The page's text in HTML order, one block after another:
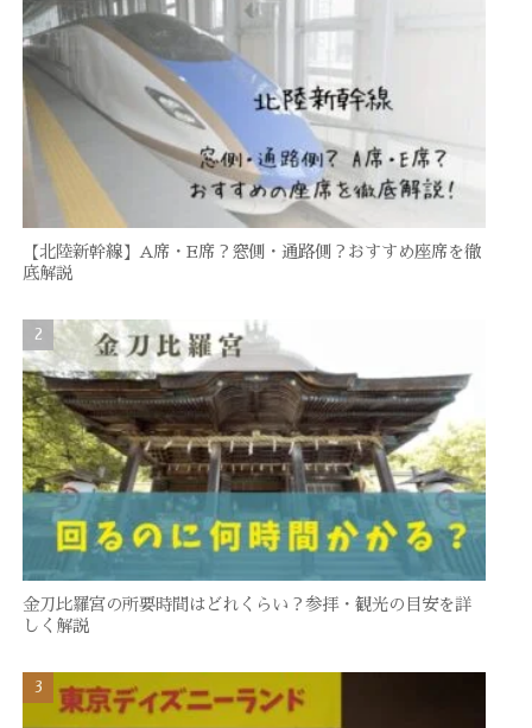
【北陸新幹線】A席・E席？窓側・通路側？おすすめ座席を徹
底解説
金刀比羅宮の所要時間はどれくらい？参拝・観光の目安を詳
しく解説